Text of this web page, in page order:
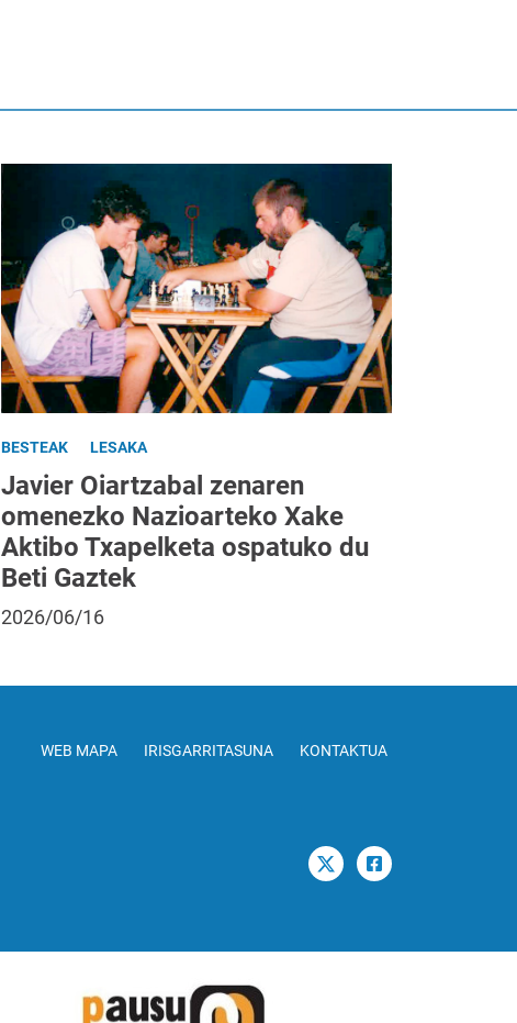
BESTEAK LESAKA
Javier Oiartzabal zenaren
omenezko Nazioarteko Xake
Aktibo Txapelketa ospatuko du
Beti Gaztek
2026/06/16
WEB MAPA IRISGARRITASUNA KONTAKTUA